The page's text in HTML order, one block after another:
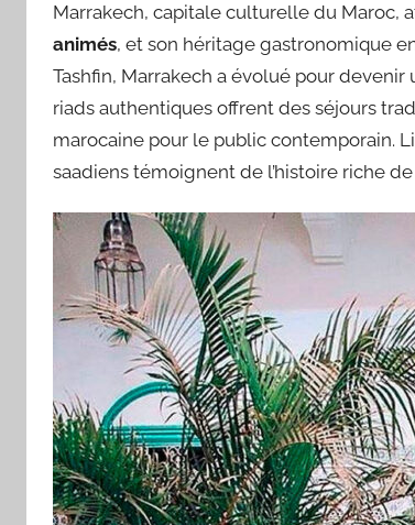
Marrakech, capitale culturelle du Maroc,
animés, et son héritage gastronomique
Tashfin, Marrakech a évolué pour
riads authentiques offrent des séjours
marocaine pour le public contemporain.
saadiens témoignent de l’histoire riche